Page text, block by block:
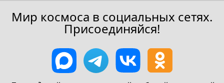
Мир космоса в социальных сетях.
Присоединяйся!